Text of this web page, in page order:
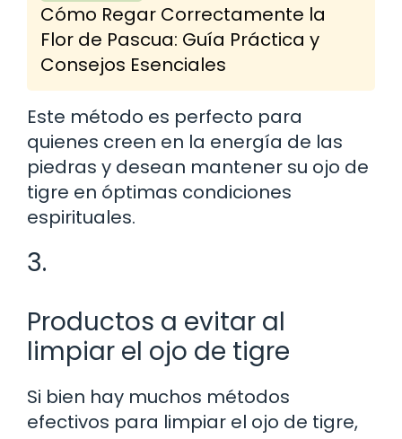
Cómo Regar Correctamente la
Flor de Pascua: Guía Práctica y
Consejos Esenciales
Este método es perfecto para
quienes creen en la energía de las
piedras y desean mantener su ojo de
tigre en óptimas condiciones
espirituales.
3.
Productos a evitar al
limpiar el ojo de tigre
Si bien hay muchos métodos
efectivos para limpiar el ojo de tigre,